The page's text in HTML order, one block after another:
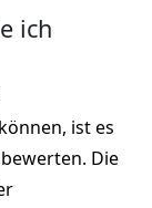
ich
ist es
Die